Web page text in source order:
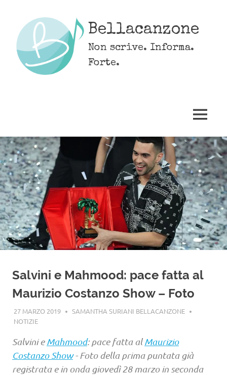
content
Bellacanzone
Non scrive. Informa.
Forte.
MENU
Salvini e Mahmood: pace fatta al
Maurizio Costanzo Show – Foto
27 MARZO 2019
SAMANTHA SURIANI BELLACANZONE
NOTIZIE
Salvini eMahmood: pace fatta alMaurizio
Costanzo Show- Foto della prima puntata già
registrata e in onda giovedì 28 marzo in seconda